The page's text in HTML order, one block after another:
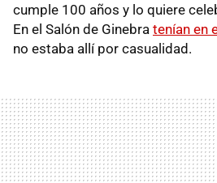
cumple 100 años y lo quiere
En el Salón de Ginebra tenían en
no estaba allí por casualidad.